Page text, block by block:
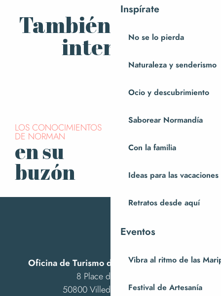
Inspírate
No se lo pierda
Naturaleza y senderismo
Ocio y descubrimiento
Saborear Normandía
Con la familia
Ideas para las vacaciones
Retratos desde aquí
Eventos
Vibra al ritmo de las
Festival de Artesanía
También le puede
interesar
Ocio y descubrimiento
LOS CONOCIMIENTOS
DE NORMAN
en su
buzón
Suscríbase a
Oficina de Turismo de Villedieu Intercom
8 Place des Costils
50800 Villedieu-les-Poêles